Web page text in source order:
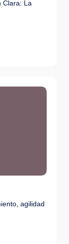
Clara: La
agilidad